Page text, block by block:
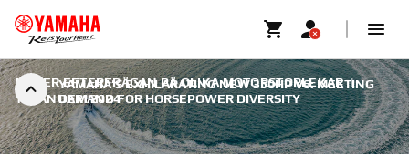
YAMAHA’S EXHILARATING NEW 350HP V6: MEETING
DEMAND FOR HORSEPOWER DIVERSITY
MÖTER EFTERFRÅGAN PÅ OLIKA MOTORSTORLEKAR |
16 JANUARI 2024